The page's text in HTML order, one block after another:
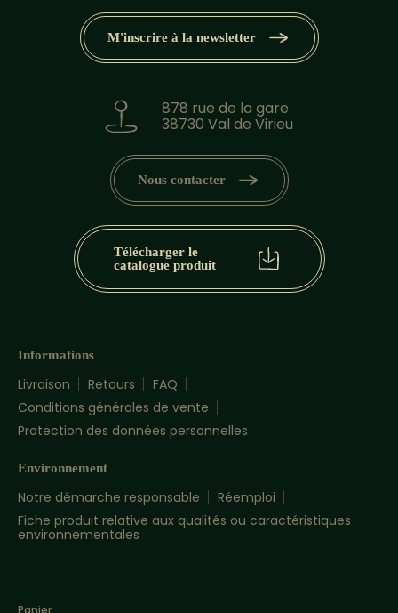
878 rue de la gare
38730 Val de Virieu
Nous contacter
Informations
Livraison Retours
FAQ
Conditions générales de vente
Protection des données personnelles
Environnement
Notre démarche responsable
Réemploi
Fiche produit relative aux qualités ou caractéristiques
environnementales
M'inscrire à la newsletter
Télécharger le
catalogue produit
Panier